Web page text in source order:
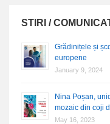
STIRI /
Grădinițele și
europene
January 9, 2024
Nina Poșan,
mozaic din coji
May 16, 2023